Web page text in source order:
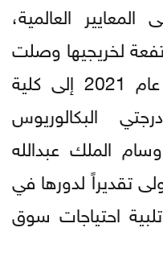
العالمية،
لخريجيها وصلت
الى (92%)، كما تحولت عام 2021 إلى كلية
البكالوريوس
الملك عبدالله
تقديراً لدورها في
احتياجات سوق